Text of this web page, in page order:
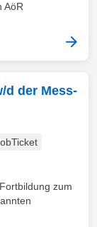
AöR
d der Mess-
zum